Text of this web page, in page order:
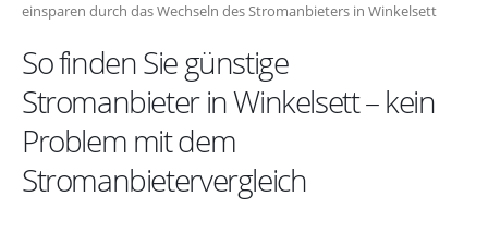
einsparen durch das Wechseln des Stromanbieters in Winkelsett
So finden Sie günstige
Stromanbieter in Winkelsett – kein
Problem mit dem
Stromanbietervergleich